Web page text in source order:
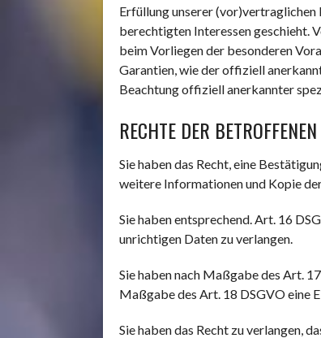
Erfüllung unserer
berechtigten Interessen geschieht.
beim Vorliegen der besonderen
Garantien, wie der offiziell
Beachtung offiziell anerkannter
RECHTE DER
Sie haben das Recht, eine
weitere Informationen und Kopie
Sie haben entsprechend. Art. 16
unrichtigen Daten zu verlangen.
Sie haben nach Maßgabe des Art.
Maßgabe des Art. 18 DSGVO eine
Sie haben das Recht zu verlangen,